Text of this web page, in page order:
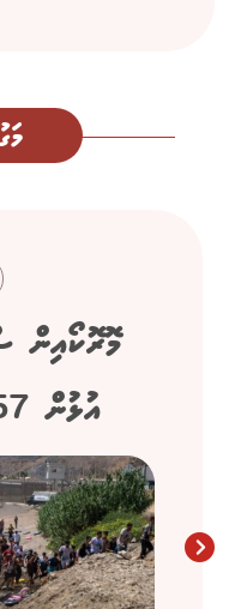
މޮރޮކޯއިން
އުޅުން 57 މީހުން މަރުވެއްޖެ